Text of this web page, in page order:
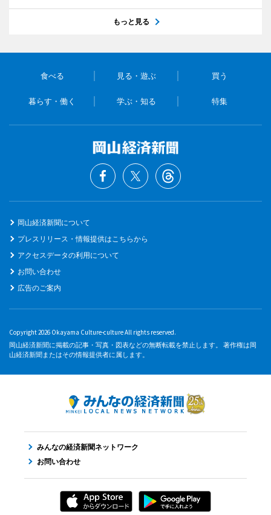
もっと見る
食べる 見る・遊ぶ 買う
暮らす・働く 学ぶ・知る 特集
岡山経済新聞について
プレスリリース・情報提供はこちらから
アクセスデータの利用について
お問い合わせ
広告のご案内
Copyright 2026 Okayama Culture-culture All rights reserved.
岡山経済新聞に掲載の記事・写真・図表などの無断転載を禁止します。 著作権は岡
山経済新聞またはその情報提供者に属します。
みんなの経済新聞ネットワーク
お問い合わせ